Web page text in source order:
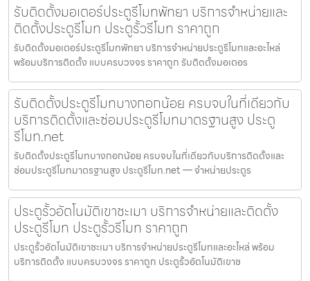
รับติดตั้งมอเตอร์ประตูรีโมทพัทยา บริการจำหน่ายและ
ติดตั้งประตูรีโมท ประตูรั้วรีโมท ราคาถูก
รับติดตั้งมอเตอร์ประตูรีโมทพัทยา บริการจำหน่ายประตูรีโมทและอะไหล่
พร้อมบริการติดตั้ง แบบครบวงจร ราคาถูก รับติดตั้งมอเตอร
รับติดตั้งประตูรีโมทบางกอกน้อย ครบจบในที่เดียวกับ
บริการติดตั้งและซ่อมประตูรีโมทมาตรฐานสูง ประตู
รีโมท.net
รับติดตั้งประตูรีโมทบางกอกน้อย ครบจบในที่เดียวกับบริการติดตั้งและ
ซ่อมประตูรีโมทมาตรฐานสูง ประตูรีโมท.net — จำหน่ายประตูร
ประตูรั้วอัตโนมัติเขาชะเมา บริการจำหน่ายและติดตั้ง
ประตูรีโมท ประตูรั้วรีโมท ราคาถูก
ประตูรั้วอัตโนมัติเขาชะเมา บริการจำหน่ายประตูรีโมทและอะไหล่ พร้อม
บริการติดตั้ง แบบครบวงจร ราคาถูก ประตูรั้วอัตโนมัติเขาช